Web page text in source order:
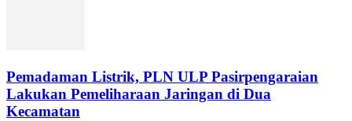
Pemadaman Listrik, PLN ULP Pasirpengaraian
Lakukan Pemeliharaan Jaringan di Dua
Kecamatan